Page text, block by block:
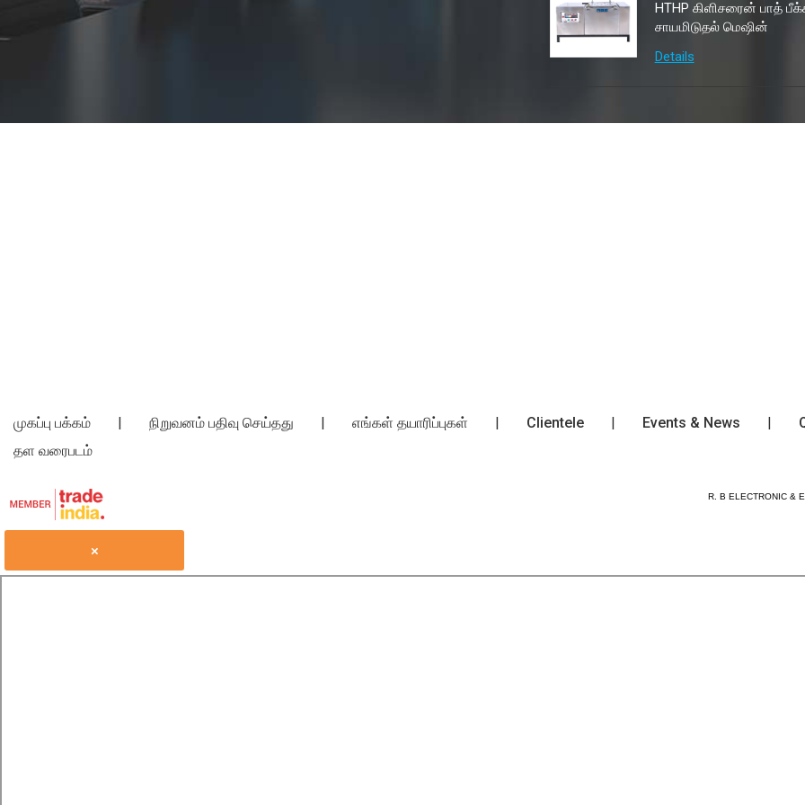
HTHP கிளிசரைன் பாத்
சாயமிடுதல் மெஷின்
Details
முகப்பு பக்கம் | நிறுவனம் பதிவு செய்தது | எங்கள் தயாரிப்புகள் | Clientele | Events & News |
தள வரைபடம்
R. B ELECTRONIC &
×